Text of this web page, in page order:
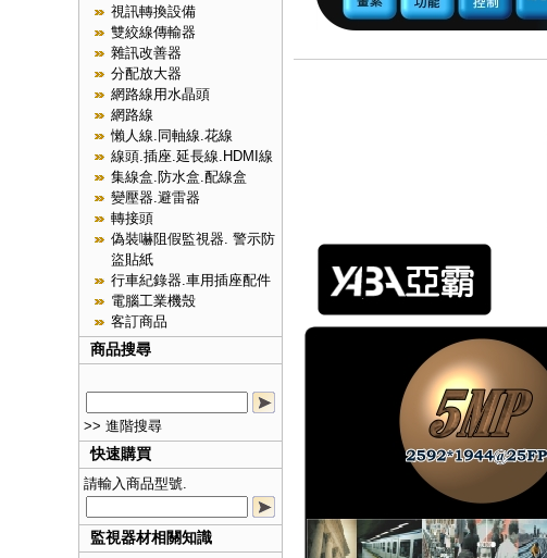
視訊轉換設備
雙絞線傳輸器
雜訊改善器
分配放大器
網路線用水晶頭
網路線
懶人線.同軸線.花線
線頭.插座.延長線.HDMI線
集線盒.防水盒.配線盒
變壓器.避雷器
轉接頭
偽裝嚇阻假監視器. 警示防
盜貼紙
行車紀錄器.車用插座配件
電腦工業機殼
客訂商品
商品搜尋
>> 進階搜尋
快速購買
請輸入商品型號.
監視器材相關知識